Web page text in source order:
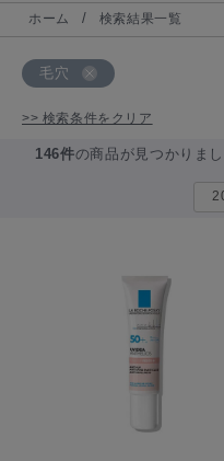
ホーム 検索結果一覧
毛穴
>> 検索条件をクリア
146件の商品が見つかりまし